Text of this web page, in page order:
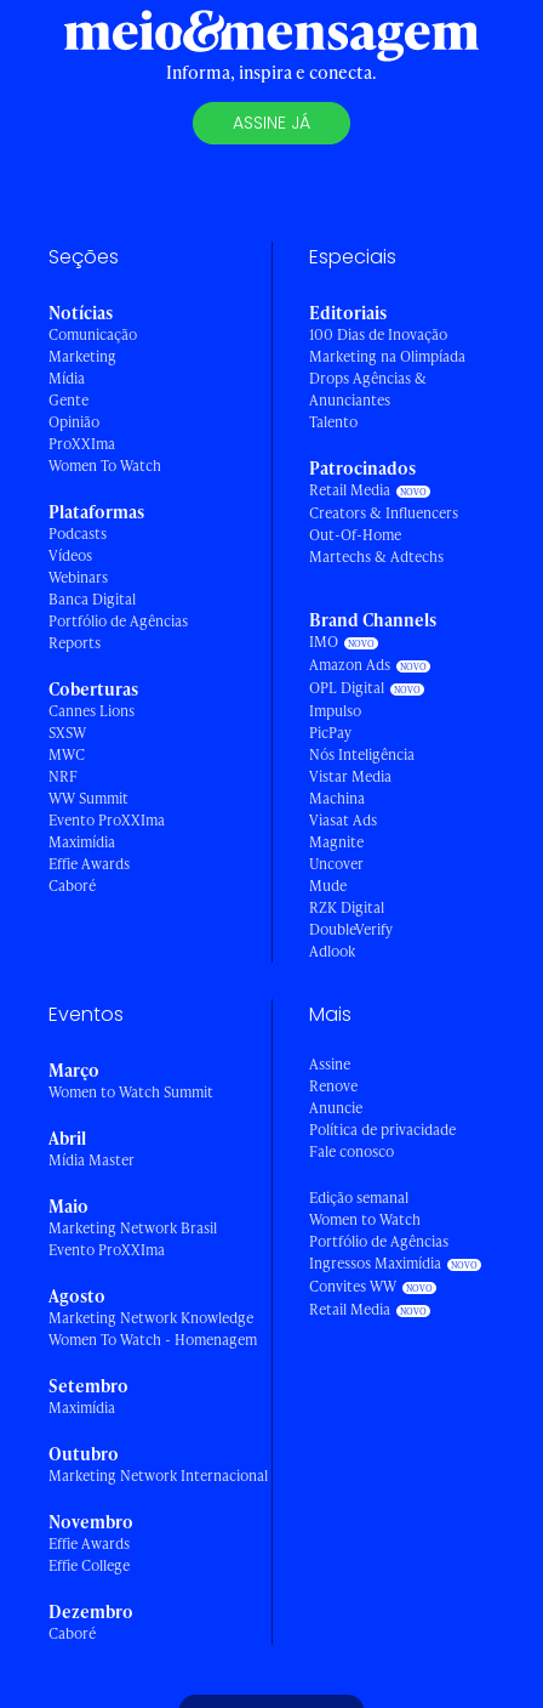
Informa, inspira e conecta.
ASSINE JÁ
Seções
Notícias
Comunicação
Marketing
Mídia
Gente
Opinião
ProXXIma
Women To Watch
Plataformas
Podcasts
Vídeos
Webinars
Banca Digital
Portfólio de Agências
Reports
Coberturas
Cannes Lions
SXSW
MWC
NRF
WW Summit
Evento ProXXIma
Maximídia
Effie Awards
Caboré
Especiais
Editoriais
100 Dias de Inovação
Marketing na Olimpíada
Drops Agências &
Anunciantes
Talento
Patrocinados
Retail Media
Creators & Influencers
Out-Of-Home
Martechs & Adtechs
Brand Channels
IMO
Amazon Ads
OPL Digital
Impulso
PicPay
Nós Inteligência
Vistar Media
Machina
Viasat Ads
Magnite
Uncover
Mude
RZK Digital
DoubleVerify
Adlook
Eventos
Março
Women to Watch Summit
Abril
Mídia Master
Maio
Marketing Network Brasil
Evento ProXXIma
Agosto
Marketing Network Knowledge
Women To Watch - Homenagem
Setembro
Maximídia
Outubro
Marketing Network Internacional
Novembro
Effie Awards
Effie College
Dezembro
Caboré
Mais
Assine
Renove
Anuncie
Política de privacidade
Fale conosco
Edição semanal
Women to Watch
Portfólio de Agências
Ingressos Maximídia
Convites WW
Retail Media